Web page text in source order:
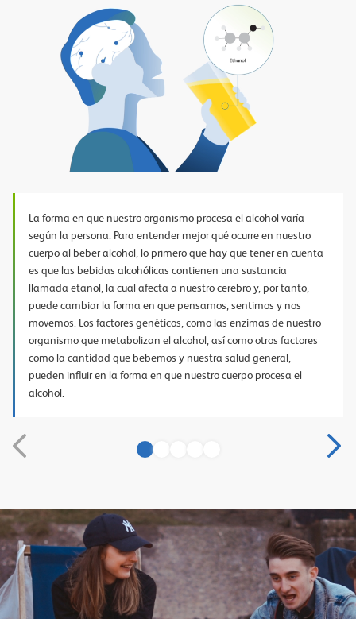
La forma en que nuestro organismo procesa el alcohol varía
según la persona. Para entender mejor qué ocurre en nuestro
cuerpo al beber alcohol, lo primero que hay que tener en cuenta
es que las bebidas alcohólicas contienen una sustancia
llamada etanol, la cual afecta a nuestro cerebro y, por tanto,
puede cambiar la forma en que pensamos, sentimos y nos
movemos. Los factores genéticos, como las enzimas de nuestro
organismo que metabolizan el alcohol, así como otros factores
como la cantidad que bebemos y nuestra salud general,
pueden influir en la forma en que nuestro cuerpo procesa el
alcohol.